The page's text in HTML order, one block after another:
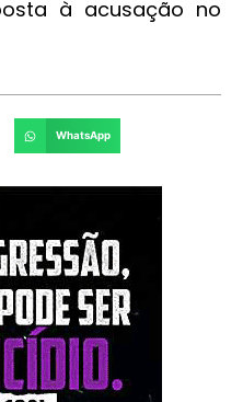
à acusação no
WhatsApp